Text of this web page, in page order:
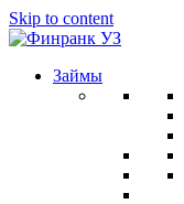
Skip to content
Займы